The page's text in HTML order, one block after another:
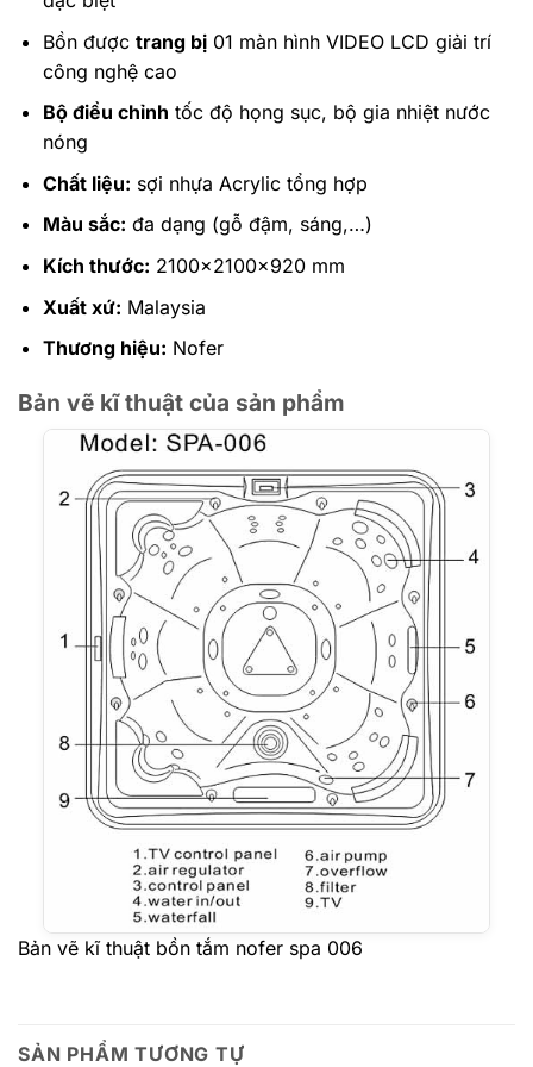
Bồn được trang bị01 màn hình VIDEO LCD giải trí
công nghệ cao
Bộ điều chỉnh tốc độ họng sục, bộ gia nhiệt nước
nóng
Chất liệu: sợi nhựa Acrylic tổng hợp
Màu sắc: đa dạng (gỗ đậm, sáng,…)
Kích thước: 2100x2100x920 mm
Xuất xứ: Malaysia
Thương hiệu: Nofer
Bản vẽ kĩ thuật của sản phẩm
Bản vẽ kĩ thuật bồn tắm nofer spa 006
SẢN PHẨM TƯƠNG TỰ